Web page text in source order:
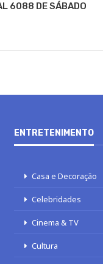
6088 DE SÁBADO
ENTRETENIMENTO
Casa e Decoração
Celebridades
Cinema & TV
Cultura